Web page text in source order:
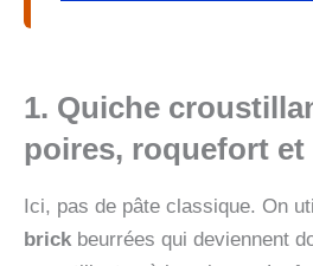
1. Quiche
poires, roquefort et
Ici, pas de pâte classique. On
brick beurrées qui deviennent